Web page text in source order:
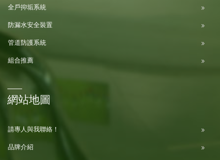
全戶抑垢系統
防漏水安全裝置
管道防護系統
組合推薦
網站地圖
請專人與我聯絡！
品牌介紹